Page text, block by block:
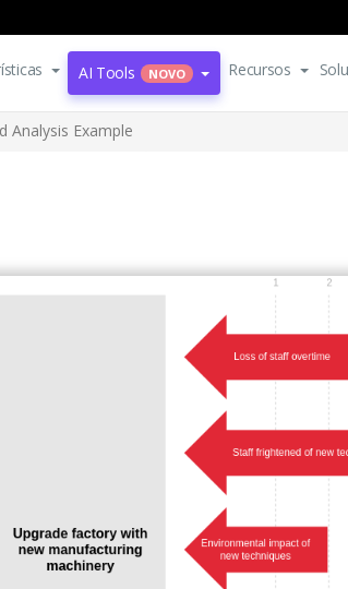
AI Tools NOVO Recursos
Analysis Example